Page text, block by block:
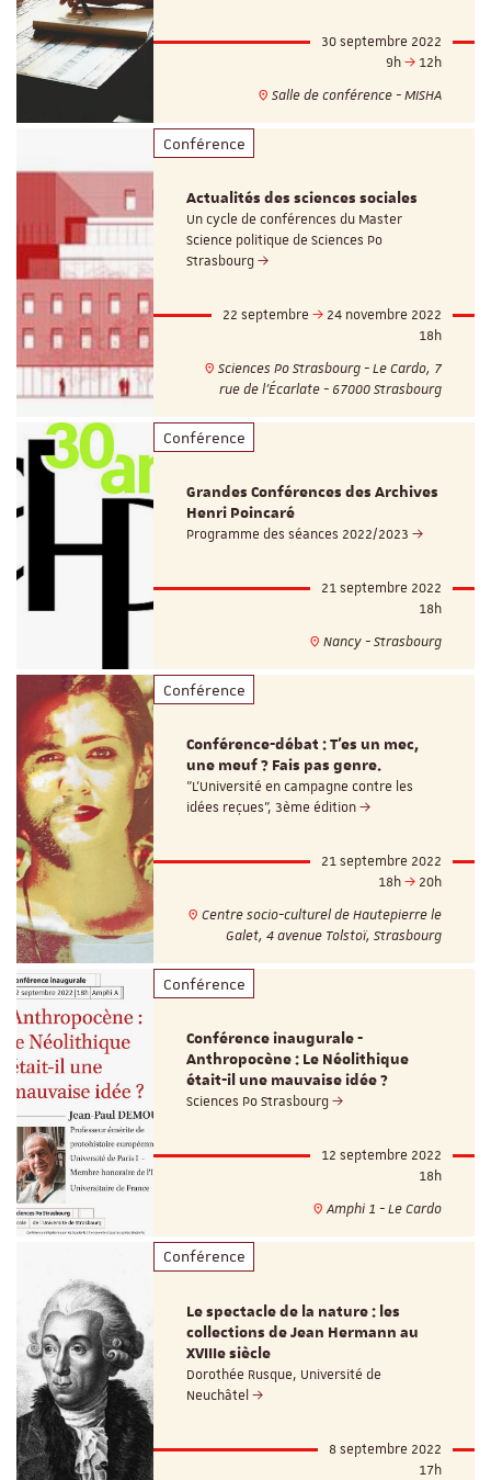
30 septembre 2022
9h
12h
Salle de conférence - MISHA
Conférence
Actualités des sciences sociales
Un cycle de conférences du Master
Science politique de Sciences Po
Strasbourg
22 septembre
24 novembre 2022
18h
Sciences Po Strasbourg - Le Cardo, 7
rue de l’Écarlate - 67000 Strasbourg
Conférence
Grandes Conférences des Archives
Henri Poincaré
Programme des séances 2022/2023
21 septembre 2022
18h
Nancy - Strasbourg
Conférence
Conférence-débat : T'es un mec,
une meuf ? Fais pas genre.
"L'Université en campagne contre les
idées reçues", 3ème édition
21 septembre 2022
18h
20h
Centre socio-culturel de Hautepierre le
Galet, 4 avenue Tolstoï, Strasbourg
Conférence
Conférence inaugurale -
Anthropocène : Le Néolithique
était-il une mauvaise idée ?
Sciences Po Strasbourg
12 septembre 2022
18h
Amphi 1 - Le Cardo
Conférence
Le spectacle de la nature : les
collections de Jean Hermann au
XVIIIe siècle
Dorothée Rusque, Université de
Neuchâtel
8 septembre 2022
17h